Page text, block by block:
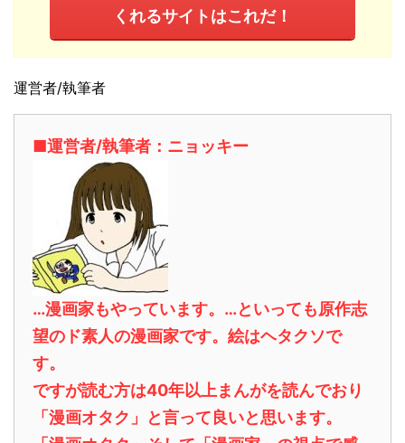
くれるサイトはこれだ！
運営者/執筆者
■運営者/執筆者：ニョッキー
…漫画家もやっています。…といっても原作志
望のド素人の漫画家です。絵はヘタクソで
す。
ですが読む方は40年以上まんがを読んでおり
「漫画オタク」と言って良いと思います。